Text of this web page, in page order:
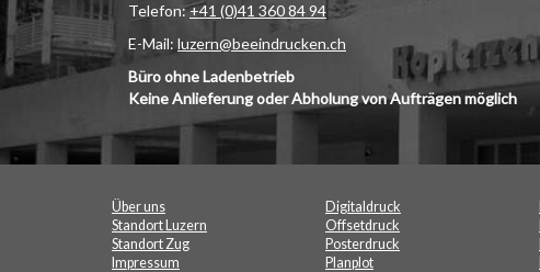
Telefon:+41 (0)41 360 84 94
E-Mail: luzern@beeindrucken.ch
Büro ohne Ladenbetrieb
Keine Anlieferung oder Abholung von Aufträgen möglich
Über uns
Standort Luzern
Standort Zug
Impressum
Digitaldruck
Offsetdruck
Posterdruck
Planplot